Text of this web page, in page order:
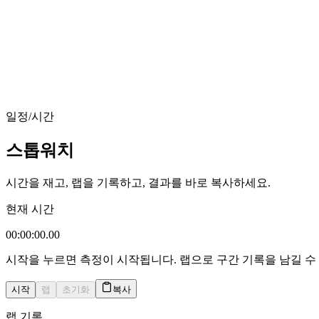
일정/시간
스톱워치
시간을 재고, 랩을 기록하고, 결과를 바로 복사하세요.
현재 시간
00:00:00.00
시작을 누르면 측정이 시작됩니다. 랩으로 구간 기록을 남길 수
시작 랩 초기화 복사
랩 기록